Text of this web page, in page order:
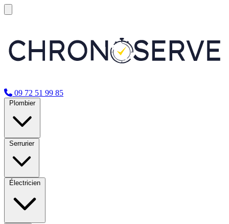
09 72 51 99 85
Plombier
Serrurier
Électricien